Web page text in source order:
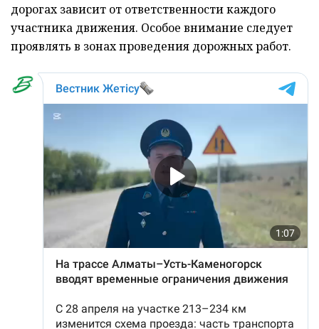
дорогах зависит от ответственности каждого
участника движения. Особое внимание следует
проявлять в зонах проведения дорожных работ.